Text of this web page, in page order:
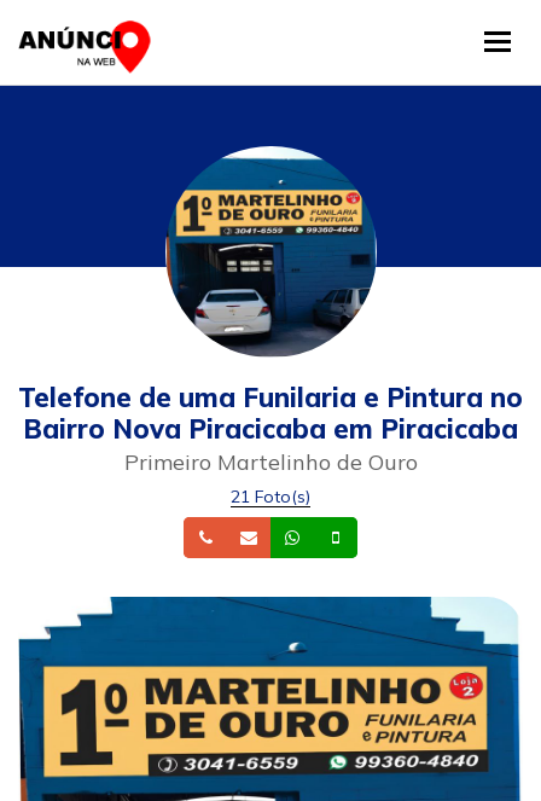
Telefone de uma Funilaria e Pintura no
Bairro Nova Piracicaba em Piracicaba
Primeiro Martelinho de Ouro
21 Foto(s)
TelefoneEmail Whatsapp